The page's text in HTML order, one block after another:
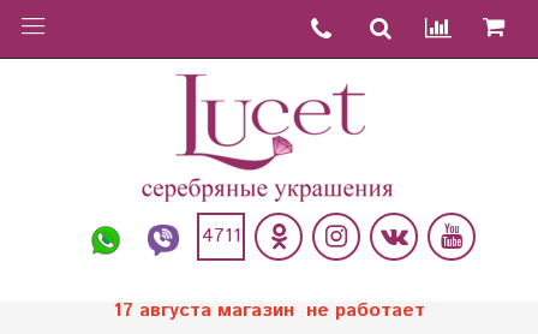
4711
17 августа магазин не работает